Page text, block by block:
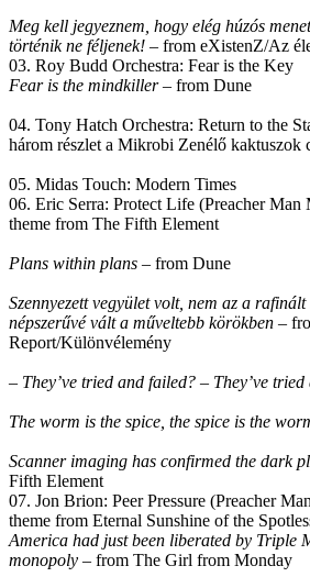
Meg kell jegyeznem, hogy elég húzós
történik ne féljenek! – from eXistenZ/Az
03. Roy Budd Orchestra: Fear is the Key
Fear is the mindkiller– from Dune
04. Tony Hatch Orchestra: Return to the
három részlet a Mikrobi Zenélő kaktuszok
05. Midas Touch: Modern Times
06. Eric Serra: Protect Life (Preacher
theme from The Fifth Element
Plans within plans – from Dune
Szennyezett vegyület volt, nem az a
népszerűvé vált a műveltebb körökben –
Report/Különvélemény
– They’ve tried and failed? – They’ve
The worm is the spice, the spice is the
Scanner imaging has confirmed the dark
Fifth Element
07. Jon Brion: Peer Pressure (Preacher
theme from Eternal Sunshine of the
America had just been liberated by Triple
monopoly – from The Girl from Monday